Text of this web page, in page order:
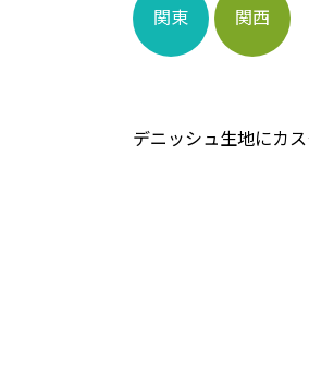
関東 関西
デニッシュ生地にカ